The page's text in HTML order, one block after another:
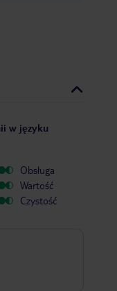
w języku
Obsługa
Wartość
Czystość